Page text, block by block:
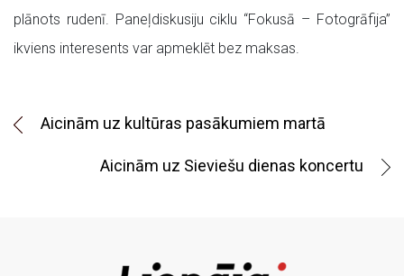
plānots rudenī. Paneļdiskusiju ciklu “Fokusā – Fotogrāfija”
ikviens interesents var apmeklēt bez maksas.
Aicinām uz kultūras pasākumiem martā
Aicinām uz Sieviešu dienas koncertu